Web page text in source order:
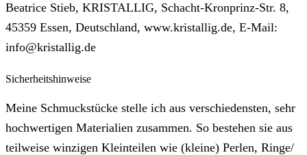
Beatrice Stieb, KRISTALLIG, Schacht-Kronprinz-Str. 8,
45359 Essen, Deutschland, www.kristallig.de, E-Mail:
info@kristallig.de
Sicherheitshinweise
Meine Schmuckstücke stelle ich aus verschiedensten, sehr
hochwertigen Materialien zusammen. So bestehen sie aus
teilweise winzigen Kleinteilen wie (kleine) Perlen, Ringe/